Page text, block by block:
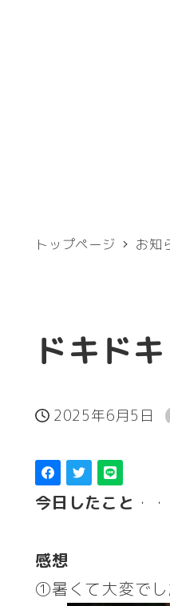
トップページ お知
ドキド
投稿日
2025年6月5日
今日したこと ・
②看
感想
①暑くて大変でし